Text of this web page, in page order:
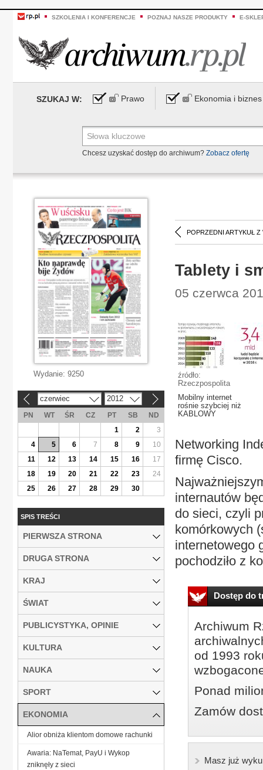
SZKOLENIA I KONFERENCJE POZNAJ NASZE PRODUKTY E-
SZUKAJ W: Prawo Ekonomia i biznes
Chcesz uzyskać dostęp do archiwum? Zobacz ofertę
POPRZEDNI ARTYKUŁ Z
Tablety i
05 czerwca
źródło:
Rzeczpospolita
Mobilny internet
rośnie szybciej niż
KABLOWY
Networking
firmę Cisco.
internautów
do sieci, czyli
komórkowych
internetowego
pochodziło z
Dostęp do
Archiwum
od 1993
Ponad
Zamów
Masz już
Wydanie: 9250
czerwiec 2012
PN WT ŚR CZ PT SB
ND
1
2
3
4
5 6 7 8 9
10
11
12 13 14 15 16
17
18
19 20 21 22 23
24
25
26 27 28 29 30
SPIS TREŚCI
PIERWSZA STRONA
DRUGA STRONA
KRAJ
ŚWIAT
PUBLICYSTYKA, OPINIE
KULTURA
NAUKA
SPORT
EKONOMIA
Alior obniża klientom domowe rachunki
Awaria: NaTemat, PayU i Wykop
zniknęły z sieci